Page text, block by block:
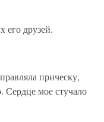
его друзей.
прическу,
Сердце мое стучало